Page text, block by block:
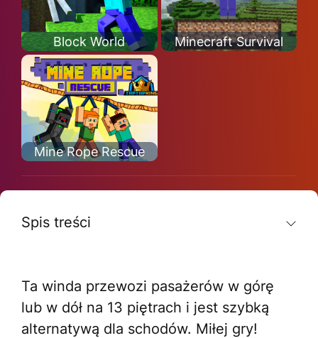
Block World Minecraft Survival
Mine Rope Rescue
Spis treści
Ta winda przewozi pasażerów w górę
lub w dół na 13 piętrach i jest szybką
alternatywą dla schodów. Miłej gry!